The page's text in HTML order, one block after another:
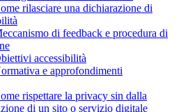
rilasciare una dichiarazione di
di feedback e procedura di
accessibilità
e approfondimenti
rispettare la privacy sin dalla
di un sito o servizio digitale